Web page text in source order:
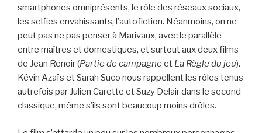
smartphones omniprésents, le rôle des réseaux sociaux,
les selfies envahissants, l’autofiction. Néanmoins, on ne
peut pas ne pas penser à Marivaux, avec le parallèle
entre maîtres et domestiques, et surtout aux deux films
de Jean Renoir (Partie de campagne et La Règle du jeu).
Kévin Azaïs et Sarah Suco nous rappellent les rôles tenus
autrefois par Julien Carette et Suzy Delair dans le second
classique, même s’ils sont beaucoup moins drôles.